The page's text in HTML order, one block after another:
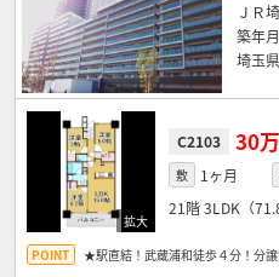
ＪＲ
築年
埼玉
C2103 30
敷 1ヶ月
21階3LDK（
★駅直結！武蔵浦和徒歩４分！分